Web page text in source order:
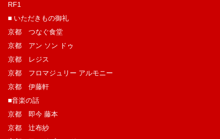
RF1
■ いただきもの御礼
京都 つなぐ食堂
京都 アン ソン ドゥ
京都 レジス
京都 フロマジュリー アルモニー
京都 伊藤軒
■音楽の話
京都 即今 藤本
京都 辻布紗